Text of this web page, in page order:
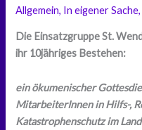
Allgemein, In eigener Sache,
Die Einsatzgruppe St.
ihr 10jähriges Bestehen:
ein ökumenischer
MitarbeiterInnen in Hilfs-,
Katastrophenschutz im